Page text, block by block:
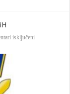
isključeni